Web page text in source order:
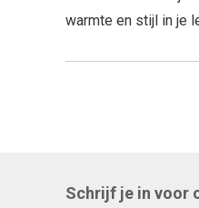
warmte en stijl in je
Schrijf je in voor